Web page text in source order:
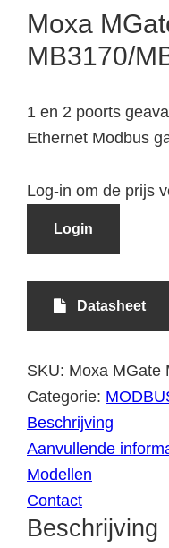
Moxa
MB3170/
1 en 2 poorts
Ethernet Modbus
Log-in om de prijs
Login
Datasheet
SKU: Moxa MGate
Categorie:
Beschrijving
Aanvullende
Modellen
Contact
Beschrijving